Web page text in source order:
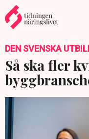
DEN SVENSKA
Så ska fler